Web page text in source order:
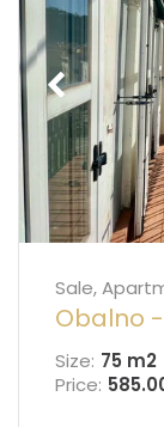
Sale,
Obalno
Size: 75 m2
Price: